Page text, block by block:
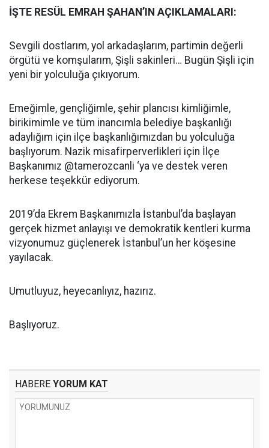
İŞTE RESÜL EMRAH ŞAHAN’IN AÇIKLAMALARI:
Sevgili dostlarım, yol arkadaşlarım, partimin değerli
örgütü ve komşularım, Şişli sakinleri… Bugün Şişli için
yeni bir yolculuğa çıkıyorum.
Emeğimle, gençliğimle, şehir plancısı kimliğimle,
birikimimle ve tüm inancımla belediye başkanlığı
adaylığım için ilçe başkanlığımızdan bu yolculuğa
başlıyorum. Nazik misafirperverlikleri için İlçe
Başkanımız @tamerozcanli ‘ya ve destek veren
herkese teşekkür ediyorum.
2019’da Ekrem Başkanımızla İstanbul’da başlayan
gerçek hizmet anlayışı ve demokratik kentleri kurma
vizyonumuz güçlenerek İstanbul’un her köşesine
yayılacak.
Umutluyuz, heyecanlıyız, hazırız.
Başlıyoruz.
HABERE YORUM KAT